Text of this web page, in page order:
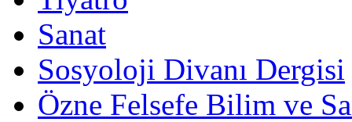
Sanat
Sosyoloji Divanı Dergisi
Özne Felsefe Bilim ve